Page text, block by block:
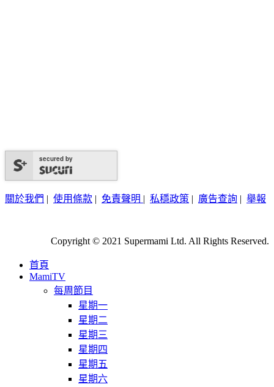
secured by
關於我們 | 使用條款 | 免責聲明 | 私穩政策 | 廣告查詢 | 舉報
Copyright © 2021 Supermami Ltd. All Rights Reserved.
首頁
MamiTV
每周節目
星期一
星期二
星期三
星期四
星期五
星期六